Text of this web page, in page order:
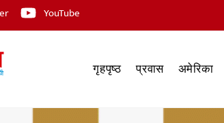
YouTube
गृहपृष्ठ प्रवास अमेरिका